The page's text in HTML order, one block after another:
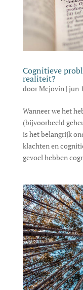
Cognitieve
realiteit?
doorMcjovin| jun
Wanneer we het
(bijvoorbeeld
is het belangrijk
klachten en
gevoel hebben